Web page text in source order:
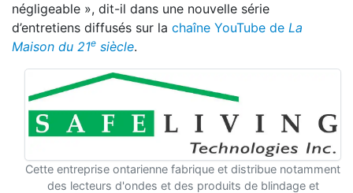
négligeable », dit-il dans une nouvelle série
d’entretiens diffusés sur la chaîne YouTube de La
Maison du 21e siècle.
Cette entreprise ontarienne fabrique et distribue notamment
des lecteurs d'ondes et des produits de blindage et